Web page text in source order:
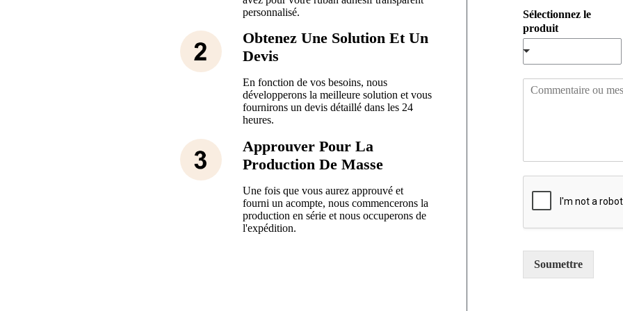
personnalisé.
Obtenez Une Solution Et Un
Devis
En fonction de vos besoins, nous
développerons la meilleure solution et vous
fournirons un devis détaillé dans les 24
heures.
Approuver Pour La
Production De Masse
Une fois que vous aurez approuvé et
fourni un acompte, nous commencerons la
production en série et nous occuperons de
l'expédition.
*
l
Sélectionnez le
produit
u
e
Soumettre